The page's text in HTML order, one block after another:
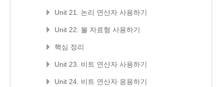
Unit 21. 논리 연산자 사용하기
Unit 22. 불 자료형 사용하기
핵심 정리
Unit 23. 비트 연산자 사용하기
Unit 24. 비트 연산자 응용하기